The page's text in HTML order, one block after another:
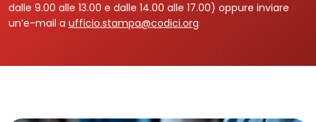
dalle 9.00 alle 13.00 e dalle 14.00 alle 17.00) oppure inviare
un’e-mail a ufficio.stampa@codici.org